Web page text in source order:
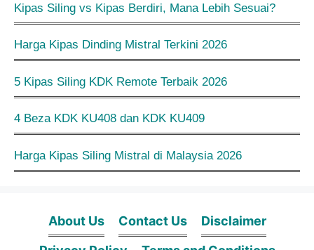
Kipas Siling vs Kipas Berdiri, Mana Lebih Sesuai?
Harga Kipas Dinding Mistral Terkini 2026
5 Kipas Siling KDK Remote Terbaik 2026
4 Beza KDK KU408 dan KDK KU409
Harga Kipas Siling Mistral di Malaysia 2026
About Us Contact Us
Disclaimer